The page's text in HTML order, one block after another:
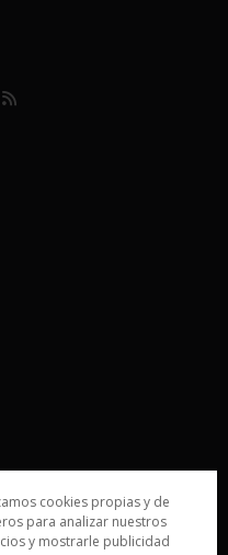
cookies propias y de
para analizar nuestros
y mostrarle publicidad